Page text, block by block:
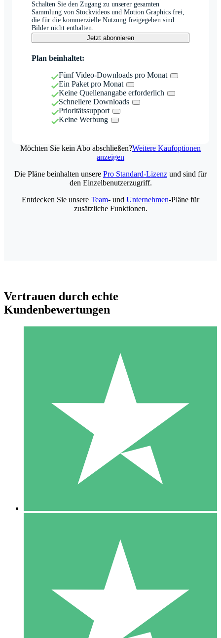
Schalten Sie den Zugang zu unserer gesamten
Sammlung von Stockvideos und Motion Graphics frei,
die für die kommerzielle Nutzung freigegeben sind.
Bilder nicht enthalten.
Jetzt abonnieren
Plan beinhaltet:
Fünf Video-Downloads pro Monat
Ein Paket pro Monat
Keine Quellenangabe erforderlich
Schnellere Downloads
Prioritätssupport
Keine Werbung
Möchten Sie kein Abo abschließen?Weitere Kaufoptionen
anzeigen
Individuelle Credit-Pakete
Zahlen Sie nach Bedarf mit Download-Credits. Keine
monatliche Verpflichtung erforderlich.
10 00
10 Downloads
20 00
Die Pläne beinhalten unsere Pro Standard-Lizenz und sind für
den Einzelbenutzerzugriff.
Entdecken Sie unsere Team- und Unternehmen-Pläne für
zusätzliche Funktionen.
Vertrauen durch echte
Kundenbewertungen